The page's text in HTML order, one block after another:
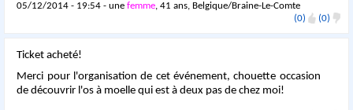
05/12/2014 - 19:54 - unefemme, 41 ans, Belgique/Braine-Le-Comte
(0)
(0)
Ticket acheté!
Merci pour l'organisation de cet événement, chouette occasion
de découvrir l'os à moelle qui est à deux pas de chez moi!